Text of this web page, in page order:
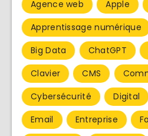
Agence web Apple
Apprentissage numérique
Big Data
ChatGPT
Clavier
CMS
Cybersécurité
Digital
Email
Entreprise